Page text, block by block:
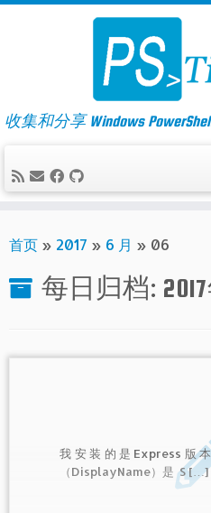
Skip
收集和分享 Windows
首页 » 2017 » 6 月 » 06
每日归档:
我安装的是Express版
（DisplayName）是 S […]